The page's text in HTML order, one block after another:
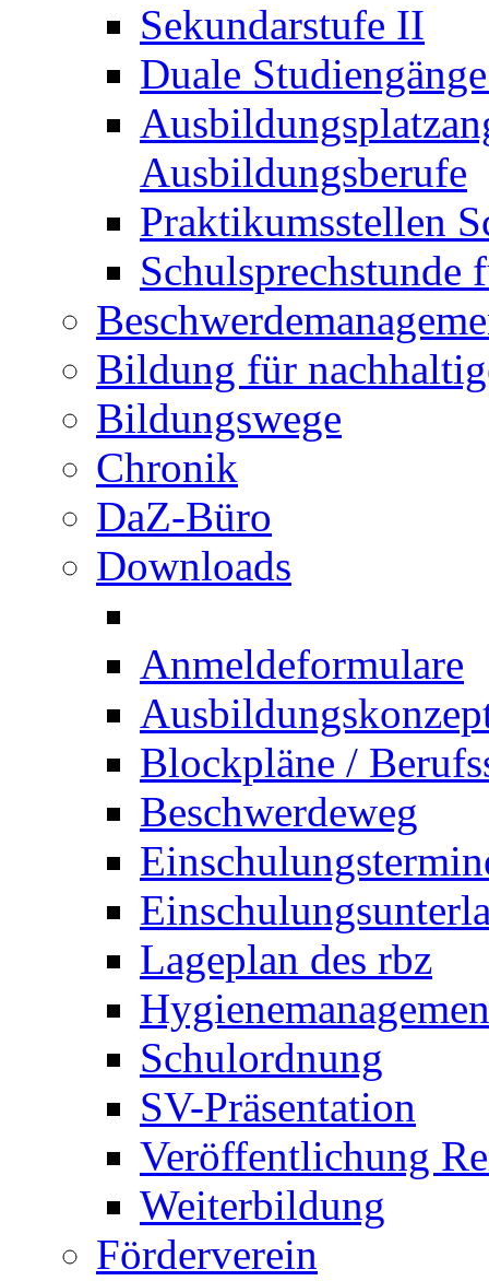
Sekundarstufe II
Duale
Ausbildungsberufe
Praktikumsstellen
Schulsprechstunde
Bildung für
Bildungswege
Chronik
DaZ-Büro
Downloads
Anmeldeformulare
Blockpläne /
Beschwerdeweg
Lageplan des rbz
Schulordnung
SV-Präsentation
Veröffentlichung
Weiterbildung
Förderverein